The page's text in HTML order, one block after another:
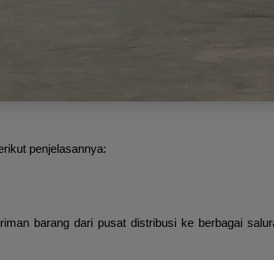
penjelasannya:
barang dari pusat distribusi ke berbagai